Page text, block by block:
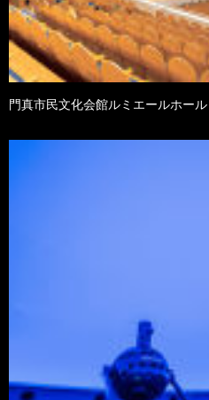
門真市民文化会館ルミエールホール